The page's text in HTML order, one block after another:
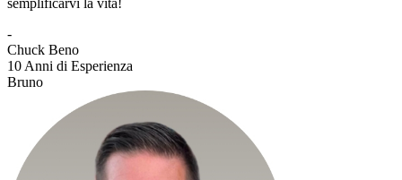
semplificarvi la vita!
-
Chuck Beno
10 Anni di Esperienza
Bruno